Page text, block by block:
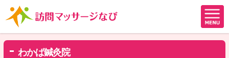
わかば鍼灸院